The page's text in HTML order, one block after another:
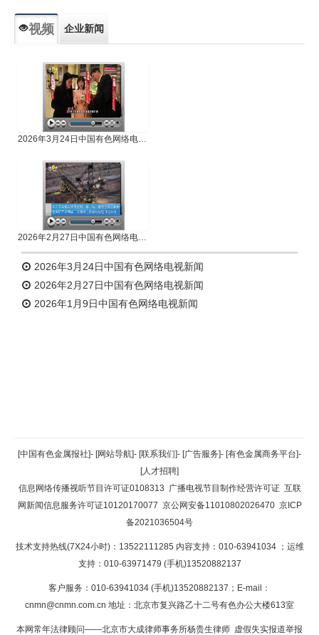
视频 企业新闻
2026年3月24日中国有色网络电视新闻
2026年2月27日中国有色网络电视新闻
2026年3月24日中国有色网络电视新闻
2026年2月27日中国有色网络电视新闻
2026年1月9日中国有色网络电视新闻
返回顶部
返回首页
[中国有色金属报社]- [网站导航]- [联系我们]- [广告服务]- [有色金属商务平台]-
[人才招聘]
信息网络传播视听节目许可证0108313 广播电视节目制作经营许可证 互联
网新闻信息服务许可证10120170077 京公网安备11010802026470 京ICP
备2021036504号
技术支持热线(7X24小时)：13522111285 内容支持：010-63941034 ；运维
支持：010-63971479 (手机)13520882137
客户服务：010-63941034 (手机)13520882137；E-mail：
cnmn@cnmn.com.cn 地址：北京市复兴路乙十二号有色办公大楼613室
本网常年法律顾问——北京市大成律师事务所杨贵生律师 虚假失实报道举报